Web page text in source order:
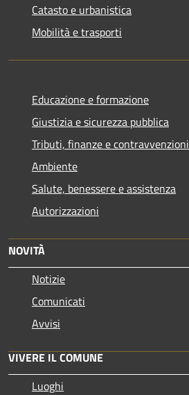
Catasto e urbanistica
Mobilità e trasporti
Educazione e formazione
Giustizia e sicurezza pubblica
Tributi, finanze e contravvenzioni
Ambiente
Salute, benessere e assistenza
Autorizzazioni
NOVITÀ
Notizie
Comunicati
Avvisi
VIVERE IL COMUNE
Luoghi